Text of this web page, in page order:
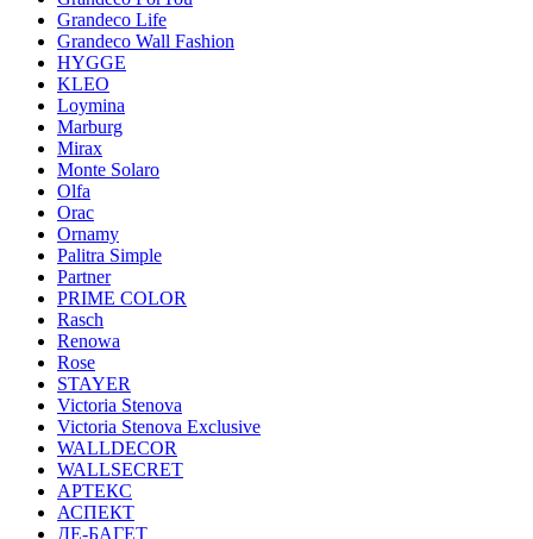
Grandeco Life
Grandeco Wall Fashion
HYGGE
KLEO
Loymina
Marburg
Mirax
Monte Solaro
Olfa
Orac
Ornamy
Palitra Simple
Partner
PRIME COLOR
Rasch
Renowa
Rose
STAYER
Victoria Stenova
Victoria Stenova Exclusive
WALLDECOR
WALLSECRET
АРТЕКС
АСПЕКТ
ДЕ-БАГЕТ